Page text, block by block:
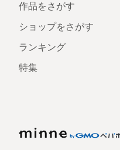
作品をさがす
ショップをさがす
ランキング
特集